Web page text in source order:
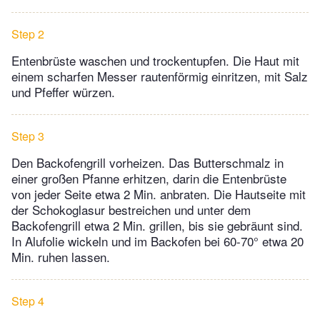
Step 2
Entenbrüste waschen und trockentupfen. Die Haut mit
einem scharfen Messer rautenförmig einritzen, mit Salz
und Pfeffer würzen.
Step 3
Den Backofengrill vorheizen. Das Butterschmalz in
einer großen Pfanne erhitzen, darin die Entenbrüste
von jeder Seite etwa 2 Min. anbraten. Die Hautseite mit
der Schokoglasur bestreichen und unter dem
Backofengrill etwa 2 Min. grillen, bis sie gebräunt sind.
In Alufolie wickeln und im Backofen bei 60-70° etwa 20
Min. ruhen lassen.
Step 4